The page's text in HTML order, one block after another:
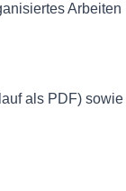
als PDF)